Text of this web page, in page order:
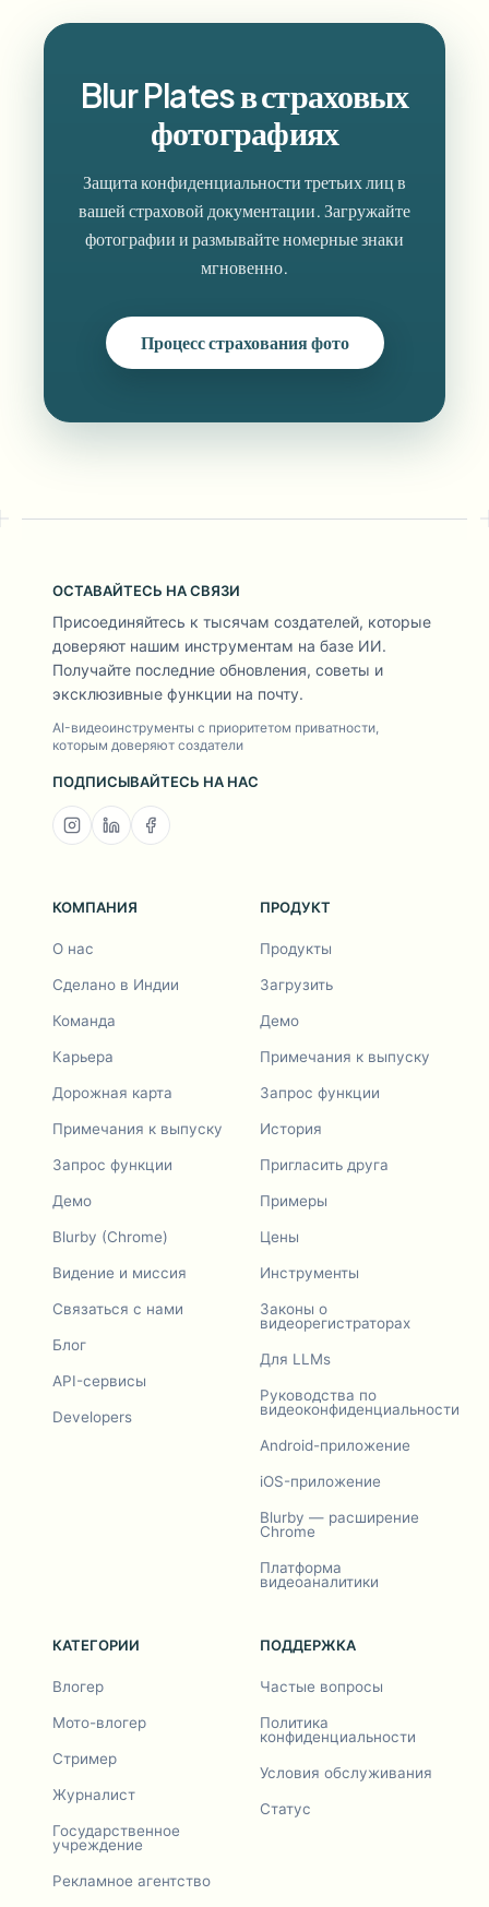
Blur Plates в страховых
фотографиях
Защита конфиденциальности третьих лиц в
вашей страховой документации. Загружайте
фотографии и размывайте номерные знаки
мгновенно.
Процесс страхования фото
ОСТАВАЙТЕСЬ НА СВЯЗИ
Присоединяйтесь к тысячам создателей, которые
доверяют нашим инструментам на базе ИИ.
Получайте последние обновления, советы и
эксклюзивные функции на почту.
AI-видеоинструменты с приоритетом приватности,
которым доверяют создатели
ПОДПИСЫВАЙТЕСЬ НА НАС
КОМПАНИЯ
О нас
Сделано в Индии
Команда
Карьера
Дорожная карта
Примечания к выпуску
Запрос функции
Демо
Blurby (Chrome)
Видение и миссия
Связаться с нами
Блог
API-сервисы
Developers
ПРОДУКТ
Продукты
Загрузить
Демо
Примечания к выпуску
Запрос функции
История
Пригласить друга
Примеры
Цены
Инструменты
Законы о
видеорегистраторах
Для LLMs
Руководства по
видеоконфиденциальности
Android-приложение
iOS-приложение
Blurby — расширение
Chrome
Платформа
видеоаналитики
КАТЕГОРИИ
Влогер
Мото-влогер
Стример
Журналист
Государственное
учреждение
Рекламное агентство
ПОДДЕРЖКА
Частые вопросы
Политика
конфиденциальности
Условия обслуживания
Статус